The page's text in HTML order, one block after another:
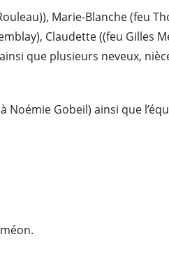
Marie-Blanche (feu
Claudette ((feu Gilles
que plusieurs neveux,
Gobeil) ainsi que